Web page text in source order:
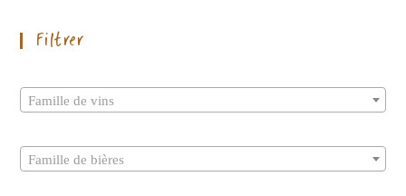
Filtrer
Famille de vins
Famille de bières